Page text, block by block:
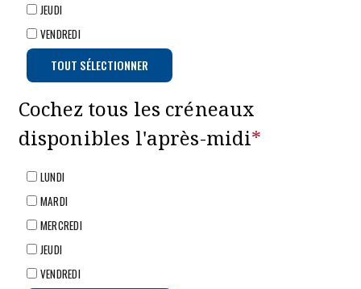
JEUDI
VENDREDI
TOUT SÉLECTIONNER
Cochez tous les créneaux
disponibles l'après-midi*
LUNDI
MARDI
MERCREDI
JEUDI
VENDREDI